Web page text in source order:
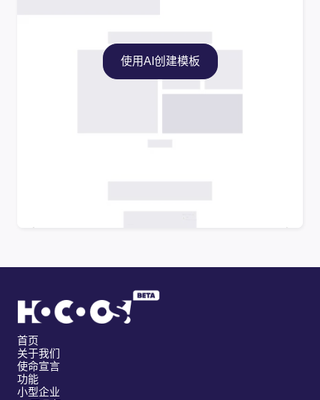
使用AI创建模板
首页
关于我们
使命宣言
功能
小型企业